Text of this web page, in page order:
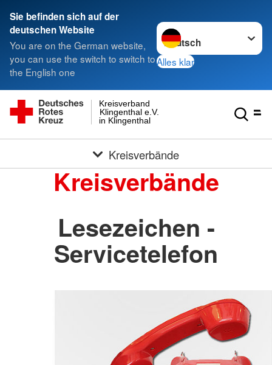
Sie befinden sich auf der
deutschen Website
You are on the German website,
you can use the switch to switch to
the English one
Sprache wechseln zu
Alles klar
in Klingenthal
Klingenthal e.V.
Kreisverband
Kreisverbände
Kreisverbände
Lesezeichen -
Servicetelefon